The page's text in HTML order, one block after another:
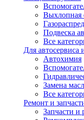
Выхлопная
Подвеска
Все
Для автосервиса
Автохимия
Замена
Все
Ремонт и
Запчасти и